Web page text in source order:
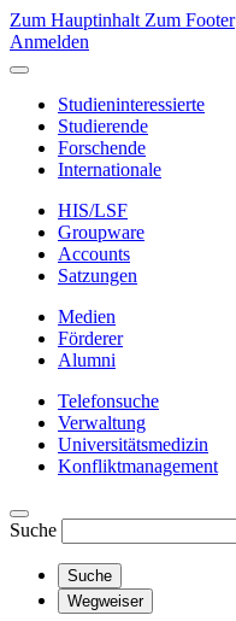
Zum Hauptinhalt Zum Footer
Anmelden
Studieninteressierte
Studierende
Forschende
Internationale
HIS/LSF
Groupware
Accounts
Satzungen
Medien
Förderer
Alumni
Telefonsuche
Verwaltung
Universitätsmedizin
Konfliktmanagement
Suche
Suche
Wegweiser